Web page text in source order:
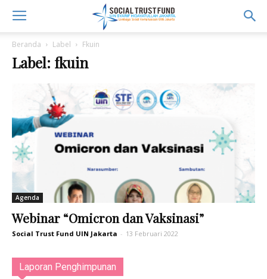
Beranda Label Fkuin
Label: fkuin
Agenda
Webinar “Omicron dan Vaksinasi”
Social Trust Fund UIN Jakarta - 13 Februari 2022
Laporan Penghimpunan